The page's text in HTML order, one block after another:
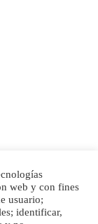
06/07/2025 ZONA
web y con fines
usuario;
identificar,